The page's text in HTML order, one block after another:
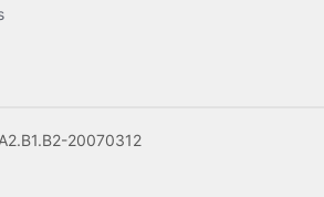
A2.B1.B2-20070312